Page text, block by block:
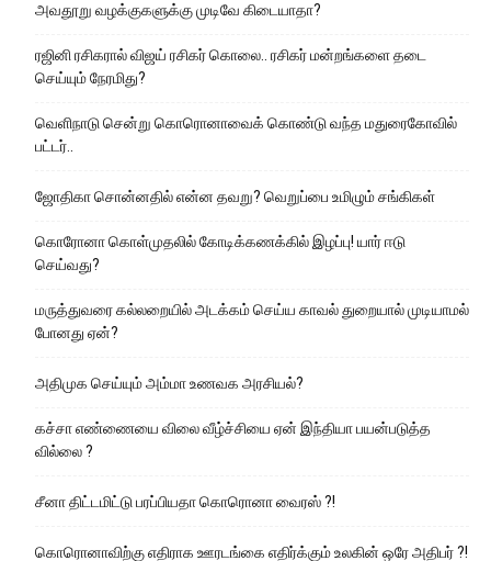
அவதூறு வழக்குகளுக்கு முடிவே கிடையாதா?
ரஜினி ரசிகரால் விஜய் ரசிகர் கொலை.. ரசிகர் மன்றங்களை தடை
செய்யும் நேரமிது?
வெளிநாடு சென்று கொரொனாவைக் கொண்டு வந்த மதுரைகோவில்
பட்டர்..
ஜோதிகா சொன்னதில் என்ன தவறு? வெறுப்பை உமிழும் சங்கிகள்
கொரோனா கொள்முதலில் கோடிக்கணக்கில் இழப்பு! யார் ஈடு
செய்வது?
மருத்துவரை கல்லறையில் அடக்கம் செய்ய காவல் துறையால் முடியாமல்
போனது ஏன்?
அதிமுக செய்யும் அம்மா உணவக அரசியல்?
கச்சா எண்ணையை விலை வீழ்ச்சியை ஏன் இந்தியா பயன்படுத்த
வில்லை ?
சீனா திட்டமிட்டு பரப்பியதா கொரொனா வைரஸ் ?!
கொரொனாவிற்கு எதிராக ஊரடங்கை எதிர்க்கும் உலகின் ஒரே அதிபர் ?!